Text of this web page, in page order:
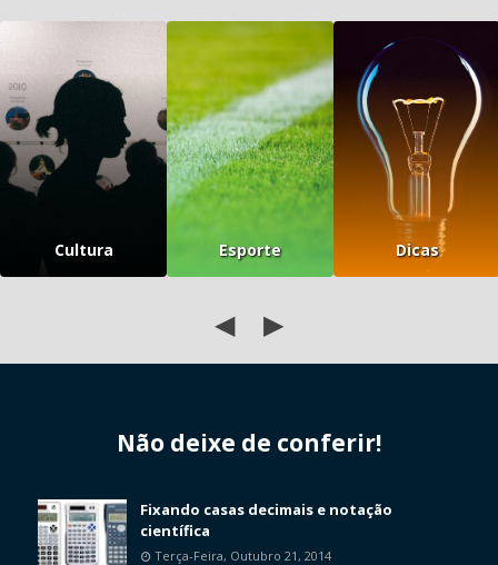
Cultura Esporte Dicas
◀ ▶
Não deixe de conferir!
Fixando casas decimais e notação
científica
Terça-Feira, Outubro 21, 2014